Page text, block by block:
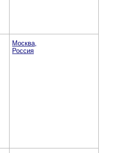
Москва,
Россия